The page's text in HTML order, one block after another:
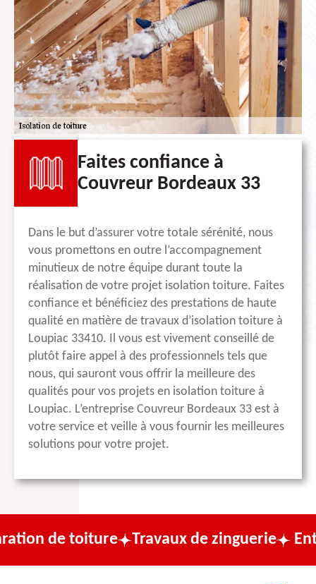
Faites confiance à
Couvreur Bordeaux 33
Dans le but d’assurer votre totale sérénité, nous
vous promettons en outre l’accompagnement
minutieux de notre équipe durant toute la
réalisation de votre projet isolation toiture. Faites
confiance et bénéficiez des prestations de haute
qualité en matière de travaux d’isolation toiture à
Loupiac 33410. Il vous est vivement conseillé de
plutôt faire appel à des professionnels tels que
nous, qui sauront vous offrir la meilleure des
qualités pour vos projets en isolation toiture à
Loupiac. L’entreprise Couvreur Bordeaux 33 est à
votre service et veille à vous fournir les meilleures
solutions pour votre projet.
Travaux de zinguerie Entreprise de